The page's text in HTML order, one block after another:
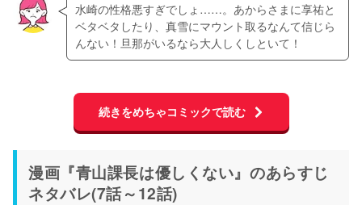
水崎の性格悪すぎでしょ……。あからさまに享祐と
ベタベタしたり、真雪にマウント取るなんて信じら
んない！旦那がいるなら大人しくしといて！
続きをめちゃコミックで読む
漫画『青山課長は優しくない』のあらすじ
ネタバレ(7話～12話)